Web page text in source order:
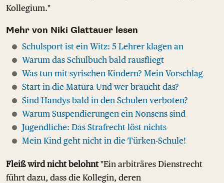
Kollegium."
Mehr von Niki Glattauer lesen
Schulsport ist ein Witz: 5 Lehrer klagen an
Warum das Schulbuch bald rausfliegt
Was tun mit syrischen Kindern? Mein Vorschlag
Start in die Matura Und wer braucht das?
Sind Handys bald in den Schulen verboten?
Warum Suspendierungen ein Nonsens sind
Jugendliche: Das Strafrecht löst nichts
Mein Kind geht nicht in die Türken-Schule!
Fleiß wird nicht belohnt"Ein arbiträres Dienstrecht
führt dazu, dass die Kollegin, deren